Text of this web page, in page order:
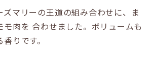
ズマリーの王道の組み合わせに、ま
モ肉を 合わせました。ボリュームも
りです。